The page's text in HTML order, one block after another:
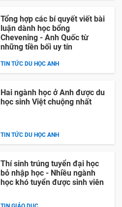
Tổng hợp các bí quyết viết bài
luận dành học bổng
Chevening - Anh Quốc từ
những tiền bối uy tín
TIN TỨC DU HỌC ANH
Hai ngành học ở Anh được du
học sinh Việt chuộng nhất
TIN TỨC DU HỌC ANH
Thí sinh trúng tuyển đại học
bỏ nhập học - Nhiều ngành
học khó tuyển được sinh viên